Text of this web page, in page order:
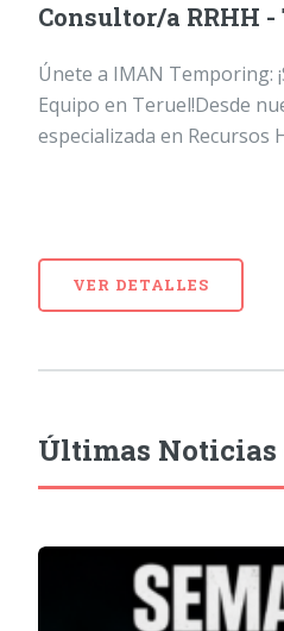
Consultor/a RRHH -
Únete a IMAN Temporing:
Equipo en Teruel!Desde
especializada en Recursos
VER DETALLES
Últimas Noticias